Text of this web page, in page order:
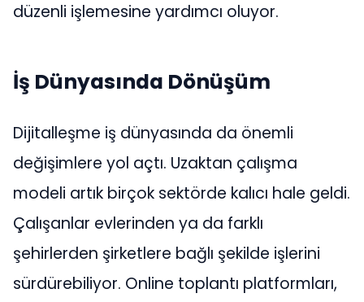
düzenli işlemesine yardımcı oluyor.
İş Dünyasında Dönüşüm
Dijitalleşme iş dünyasında da önemli
değişimlere yol açtı. Uzaktan çalışma
modeli artık birçok sektörde kalıcı hale geldi.
Çalışanlar evlerinden ya da farklı
şehirlerden şirketlere bağlı şekilde işlerini
sürdürebiliyor. Online toplantı platformları,